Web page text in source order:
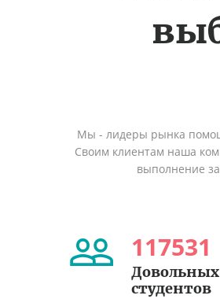
Мы - лидеры рынка
Своим клиентам наша
выполнение
117531
Довольных
студентов